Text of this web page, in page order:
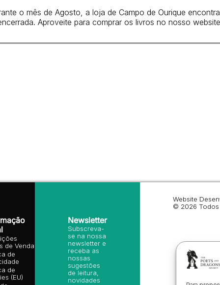
de Venda
de
de
(EU)
Newsletter
Subscreva-
se na nossa
newsletter e
receba as
nossas
sugestões
de leitura,
novidades
Website
© 2026 Todos
o mês de Agosto, a loja de Campo de Ourique
Aproveite para comprar os livros no nosso